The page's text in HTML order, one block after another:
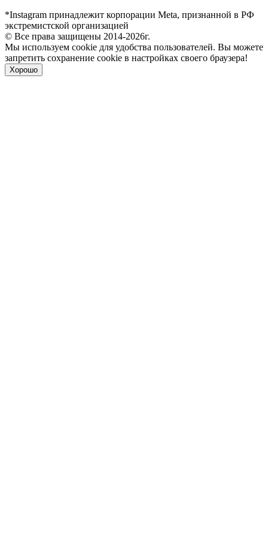
*Instagram принадлежит корпорации Meta, признанной в РФ
экстремистской организацией
© Все права защищены 2014-2026г.
Мы используем cookie для удобства пользователей. Вы можете
запретить сохранение cookie в настройках своего браузера!
Хорошо